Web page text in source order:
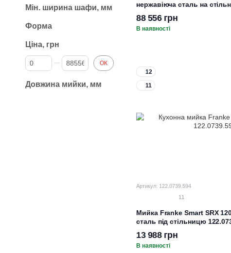
нержавіюча сталь на
88 556 грн
В наявності
12
11
Артикул: 122.0739.594
11
Мийка Franke Smart SRX
сталь під стільницю
13 988 грн
В наявності
Мін. ширина шафи, мм
Форма
Ціна, грн
Від Ціна, грн
До Ціна, грн ОК
Довжина мийки, мм